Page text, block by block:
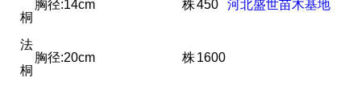
河北盛世苗木基地
桐
胸径:14cm 株450
法
桐
胸径:20cm 株1600